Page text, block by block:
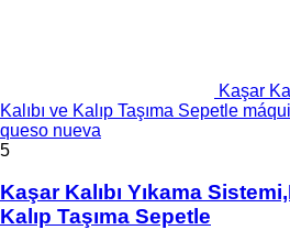
Kaşar
Kalıbı ve Kalıp Taşıma Sepetle
queso nueva
5
Kaşar Kalıbı Yıkama
Kalıp Taşıma Sepetle